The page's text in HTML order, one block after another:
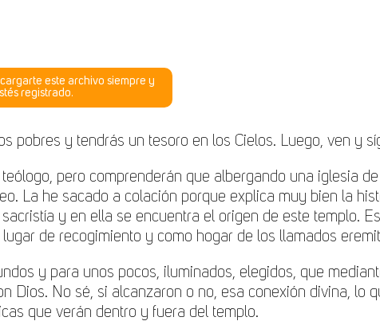
este archivo siempre y
registrado.
pobres y tendrás un tesoro en los Cielos. Luego, ven y
pero comprenderán que albergando una iglesia
La he sacado a colación porque explica muy bien la
y en ella se encuentra el origen de este templo.
de recogimiento y como hogar de los llamados
y para unos pocos, iluminados, elegidos, que
Dios. No sé, si alcanzaron o no, esa conexión divina, lo
que verán dentro y fuera del templo.